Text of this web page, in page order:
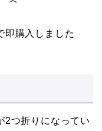
即購入しました
2つ折りになってい